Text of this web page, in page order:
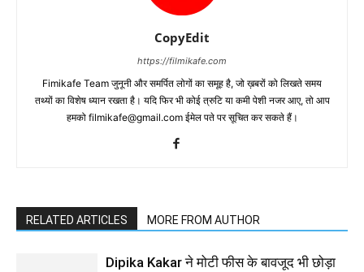
CopyEdit
https://filmikafe.com
Fimikafe Team जुनूनी और समर्पित लोगों का समूह है, जो ख़बरों को लिखते समय
तथ्‍यों का विशेष ध्‍यान रखता है। यदि फिर भी कोई त्रुटि या कमी पेशी नजर आए, तो आप
हमको filmikafe@gmail.com ईमेल पते पर सूचित कर सकते हैं।
RELATED ARTICLES MORE FROM AUTHOR
Dipika Kakar ने मोटी फीस के बावजूद भी छोड़ा